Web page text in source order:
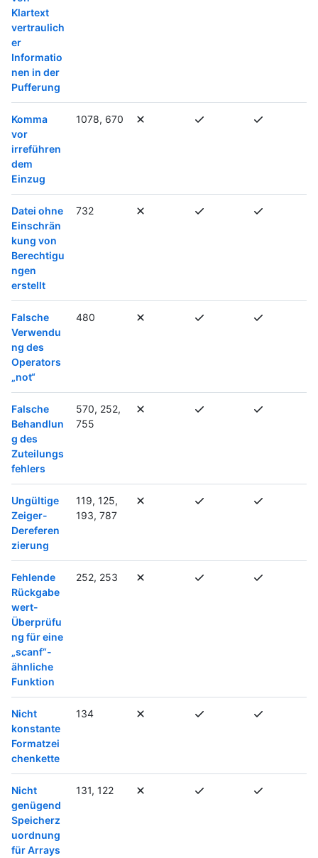
Klartext
vertraulich
er
Informatio
nen in der
Pufferung
Komma
vor
irreführen
dem
Einzug
1078, 670
Datei ohne
Einschrän
kung von
Berechtigu
ngen
erstellt
732
Falsche
Verwendu
ng des
Operators
„not“
480
Falsche
Behandlun
g des
Zuteilungs
fehlers
570, 252,
755
Ungültige
Zeiger-
Dereferen
zierung
119, 125,
193, 787
Fehlende
Rückgabe
wert-
Überprüfu
ng für eine
„scanf“-
ähnliche
Funktion
252, 253
Nicht
konstante
Formatzei
chenkette
134
Nicht
genügend
Speicherz
uordnung
für Arrays
131, 122